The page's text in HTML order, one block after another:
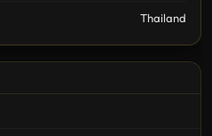
Thailand